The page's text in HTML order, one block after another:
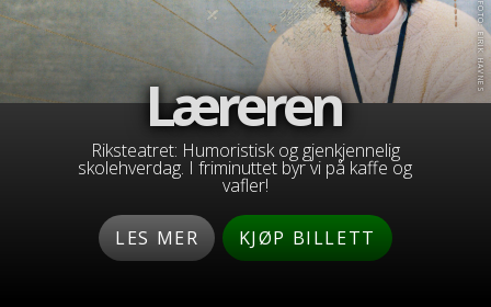
FOTO: EIRIK HAVNES
Læreren
Riksteatret: Humoristisk og gjenkjennelig
skolehverdag. I friminuttet byr vi på kaffe og
vafler!
LES MER KJØP BILLETT